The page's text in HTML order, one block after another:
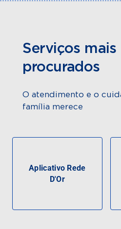
Serviços mais
procurados
O atendimento e o
família merece
Aplicativo Rede
D'Or